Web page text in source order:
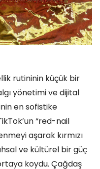
rutininin küçük bir
yönetimi ve dijital
en sofistike
“red-nail
aşarak kırmızı
ve kültürel bir güç
koydu. Çağdaş